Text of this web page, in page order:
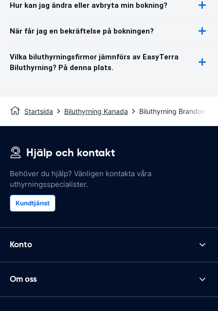
Hur kan jag ändra eller avbryta min bokning?
När får jag en bekräftelse på bokningen?
Vilka biluthyrningsfirmor jämnförs av EasyTerra
Biluthyrning? På denna plats.
Startsida Biluthyrning Kanada Biluthyrning Brandon
Hjälp och kontakt
Behöver du hjälp? Vänligen kontakta våra
uthyrningsspecialister.
Kundtjänst
Konto
Om oss